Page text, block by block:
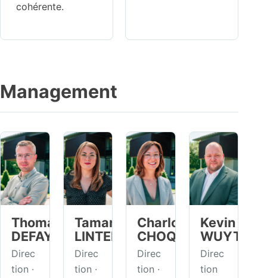
cohérente.
Management
Thomas
DEFAYS
Direc
tion ·
Tamara
LINTERMANS
Direc
tion ·
Charlotte
CHOQUET
Direc
tion ·
Kevin
WUYTS
Direc
tion